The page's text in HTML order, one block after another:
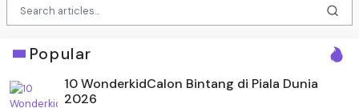
Popular
10 WonderkidCalon Bintang di Piala Dunia
2026